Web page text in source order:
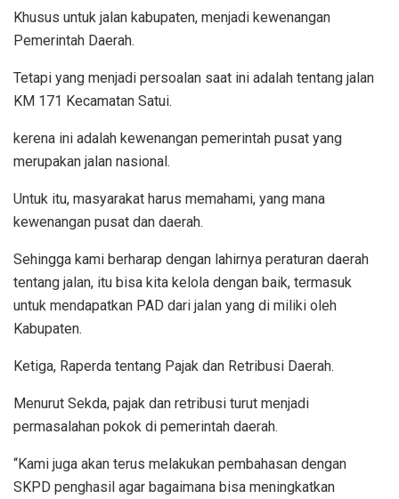
Khusus untuk jalan kabupaten, menjadi kewenangan
Pemerintah Daerah.
Tetapi yang menjadi persoalan saat ini adalah tentang jalan
KM 171 Kecamatan Satui.
kerena ini adalah kewenangan pemerintah pusat yang
merupakan jalan nasional.
Untuk itu, masyarakat harus memahami, yang mana
kewenangan pusat dan daerah.
Sehingga kami berharap dengan lahirnya peraturan daerah
tentang jalan, itu bisa kita kelola dengan baik, termasuk
untuk mendapatkan PAD dari jalan yang di miliki oleh
Kabupaten.
Ketiga, Raperda tentang Pajak dan Retribusi Daerah.
Menurut Sekda, pajak dan retribusi turut menjadi
permasalahan pokok di pemerintah daerah.
“Kami juga akan terus melakukan pembahasan dengan
SKPD penghasil agar bagaimana bisa meningkatkan